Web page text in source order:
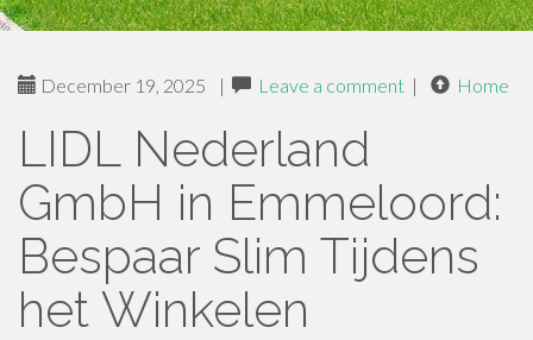
December 19, 2025 | Leave a comment | Home
LIDL Nederland
GmbH in Emmeloord:
Bespaar Slim Tijdens
het Winkelen